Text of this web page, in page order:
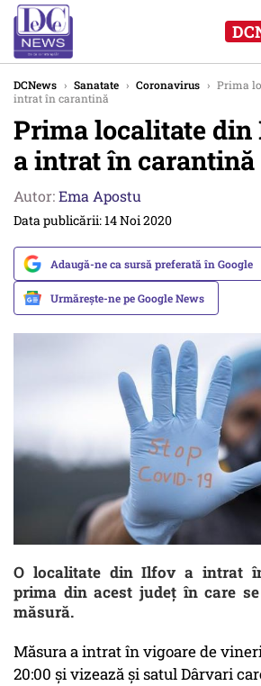
DCNews › Sanatate › Coronavirus › Prima
intrat în carantină
Prima localitate
a intrat în carantină
Autor:Ema Apostu
Data publicării: 14 Noi 2020
Adaugă-ne ca sursă preferată în Google
Urmărește-ne pe Google News
O localitate din Ilfov a intrat
prima din acest județ în care
măsură.
Măsura a intrat în vigoare de
20:00 și vizează și satul Dârvari